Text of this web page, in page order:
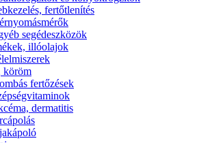
fertőtlenítés
segédeszközök
illóolajok
köröm
fertőzések
dermatitis